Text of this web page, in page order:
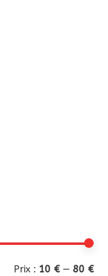
Prix : 10 €— 80 €